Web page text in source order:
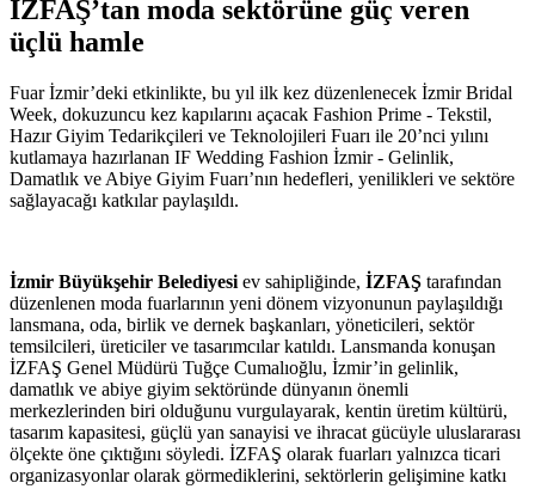
İZFAŞ’tan moda sektörüne güç veren
üçlü hamle
Fuar İzmir’deki etkinlikte, bu yıl ilk kez düzenlenecek İzmir Bridal
Week, dokuzuncu kez kapılarını açacak Fashion Prime - Tekstil,
Hazır Giyim Tedarikçileri ve Teknolojileri Fuarı ile 20’nci yılını
kutlamaya hazırlanan IF Wedding Fashion İzmir - Gelinlik,
Damatlık ve Abiye Giyim Fuarı’nın hedefleri, yenilikleri ve sektöre
sağlayacağı katkılar paylaşıldı.
İzmir Büyükşehir Belediyesi ev sahipliğinde, İZFAŞ tarafından
düzenlenen moda fuarlarının yeni dönem vizyonunun paylaşıldığı
lansmana, oda, birlik ve dernek başkanları, yöneticileri, sektör
temsilcileri, üreticiler ve tasarımcılar katıldı. Lansmanda konuşan
İZFAŞ Genel Müdürü Tuğçe Cumalıoğlu, İzmir’in gelinlik,
damatlık ve abiye giyim sektöründe dünyanın önemli
merkezlerinden biri olduğunu vurgulayarak, kentin üretim kültürü,
tasarım kapasitesi, güçlü yan sanayisi ve ihracat gücüyle uluslararası
ölçekte öne çıktığını söyledi. İZFAŞ olarak fuarları yalnızca ticari
organizasyonlar olarak görmediklerini, sektörlerin gelişimine katkı